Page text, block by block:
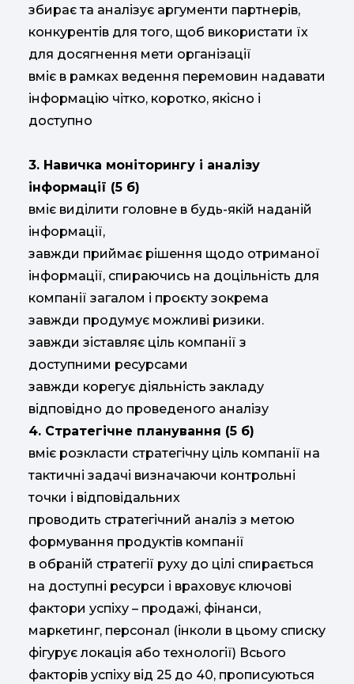
збирає та аналізує аргументи партнерів,
конкурентів для того, щоб використати їх
для досягнення мети організації
вміє в рамках ведення перемовин надавати
інформацію чітко, коротко, якісно і
доступно
3. Навичка моніторингу і аналізу
інформації (5 б)
вміє виділити головне в будь-якій наданій
інформації,
завжди приймає рішення щодо отриманої
інформації, спираючись на доцільність для
компанії загалом і проєкту зокрема
завжди продумує можливі ризики.
завжди зіставляє ціль компанії з
доступними ресурсами
завжди корегує діяльність закладу
відповідно до проведеного аналізу
4. Стратегічне планування (5 б)
вміє розкласти стратегічну ціль компанії на
тактичні задачі визначаючи контрольні
точки і відповідальних
проводить стратегічний аналіз з метою
формування продуктів компанії
в обраній стратегії руху до цілі спирається
на доступні ресурси і враховує ключові
фактори успіху – продажі, фінанси,
маркетинг, персонал (інколи в цьому списку
фігурує локація або технології) Всього
факторів успіху від 25 до 40, прописуються